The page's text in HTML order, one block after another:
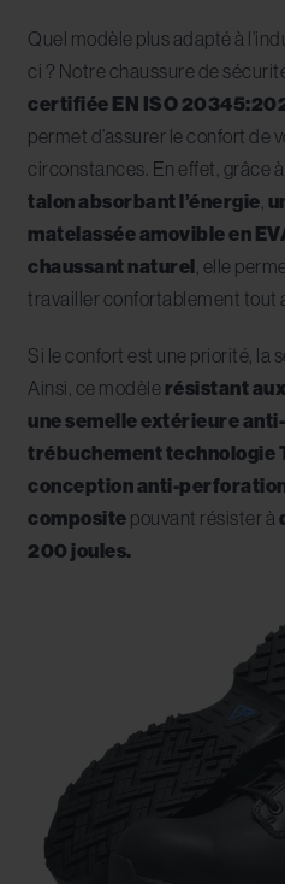
Quel modèle plus adapté à
ci ? Notre chaussure de
certifiée EN ISO
permet d’assurer le confort de
circonstances. En effet, grâce
talon absorbant l’énergie
matelassée amovible en
chaussant naturel , elle
travailler confortablement tout
Si le confort est une priorité, la
Ainsi, ce modèle résistant
une semelle extérieure
trébuchement technologie
conception anti-
composite pouvant résister à
200 joules.